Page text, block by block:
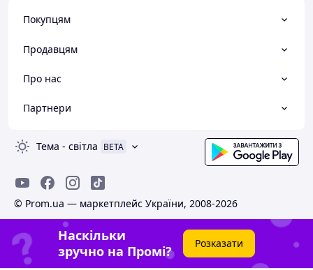
Покупцям
Продавцям
Про нас
Партнери
Тема - світла BETA
© Prom.ua — маркетплейс України, 2008-2026
Наскільки
зручно на Промі?
Розказати